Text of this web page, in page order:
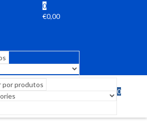
0
€0,00
0